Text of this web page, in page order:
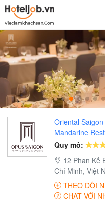
Oriental
Mandarine
Quy mô:
12 Phan Kế
Chí Minh, Việt
THEO DÕI
CHAT VỚI